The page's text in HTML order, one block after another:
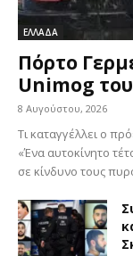
ΕΛΛΑΔΑ
Πόρτο
Unimog
8 Αυγούστου, 2026
Τι καταγγέλλει ο
«Ένα αυτοκίνητο
σε κίνδυνο τους